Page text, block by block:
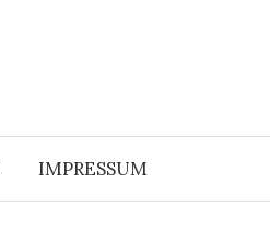
IMPRESSUM